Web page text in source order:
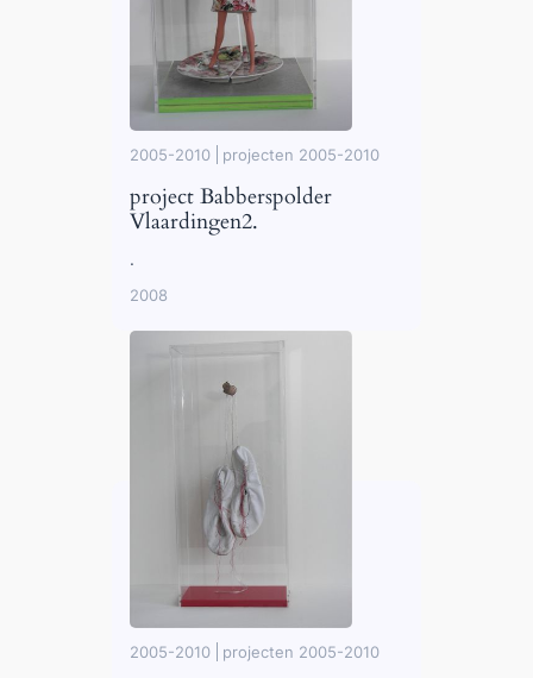
2005-2010 projecten 2005-2010
project Babberspolder
Vlaardingen2.
.
2008
2005-2010 projecten 2005-2010